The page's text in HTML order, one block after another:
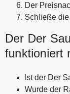
Der
Schließe
Der Der
funktioniert
Ist der Der
Wurde der